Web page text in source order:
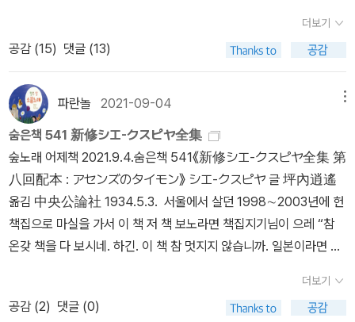
에 임박한 주인공이 마음속으로 차가운 알래스카의 황야 같은 곳에
서 혼자 나무에 기댄 채 외로이 죽어가기로 결심한다는 이야기였
다 그것이 내가 생각한 유일한 죽음의 모습이었다 이산하 시인이 편
역한 체 게바라 서거 40주년 추모시집 『체 게바라 시집』 을 몇 시간
만에 다 읽었다. 총 79편의 시가 실려 있으나 짧은 시들이 많고 시구
들이 어렵지 않아 잘 읽힌다. 이 시집은 체 게바라의 마니아라 자칭하
는 이산하 시인이 시에 비견할 만한 게바라의 간결한 글들을 시집 형
태로 엮어 보고 싶은 바람에서 탄생한 것이다. 이산하 시인은 ˝이 시
집을 체 게바라의 찢어진 군화를 꿰매고 구겨진 전투복을 다림질하는
마음으로 엮었˝다고 서문에서 밝혔다. 사람은 무엇으로 알 수 있는가.
그 사람이 읽은 책과 쓴 글로 알아볼 수 있다.체 게바라는 어린 시절부
터 책을 끼고 살았다고 한다. 이 습성은 총알이 빗발치는 전장터에서
도 이어져 ˝전투 중에도 틈만 나면 책을 읽고 시와 일기를 썼다˝고 한
더보기
공감 (15) 댓글 (13)
파란놀 2021-09-04
숨은책 541 新修シエ-クスピヤ全集
숲노래 어제책 2021.9.4.숨은책 541《新修シエ-クスピヤ全集 第
八回配本 : アセンズのタイモン》 シエ-クスピヤ 글 坪內逍遙
옮김 中央公論社 1934.5.3. 서울에서 살던 1998∼2003년에 헌
책집으로 마실을 가서 이 책 저 책 보노라면 책집지기님이 으레 “참
온갖 책을 다 보시네. 하긴. 이 책 참 멋지지 않습니까. 일본이라면 밉
이런 책을 냈어요.” 하고 말씀합니다. 《新修シエ-クスピヤ全集 第
八回配本 : アセンズのタイモン》도 책집지기님이 혀를 내둘렀습
더보기
공감 (2) 댓글 (0)